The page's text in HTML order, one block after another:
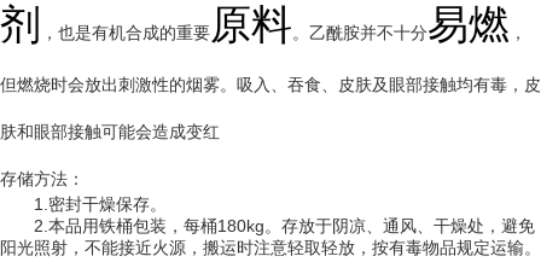
剂 ，也是有机合成的重要 原料。乙酰胺并不十分易燃 ，
但燃烧时会放出刺激性的烟雾。吸入、吞食、皮肤及眼部接触均有毒，皮
肤和眼部接触可能会造成变红
存储方法：
1.密封干燥保存。
2.本品用铁桶包装，每桶180kg。存放于阴凉、通风、干燥处，避免
阳光照射，不能接近火源，搬运时注意轻取轻放，按有毒物品规定运输。